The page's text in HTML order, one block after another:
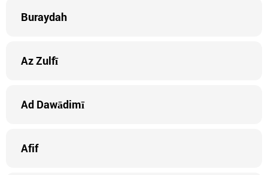
Buraydah
Az Zulfī
Ad Dawādimī
Afif